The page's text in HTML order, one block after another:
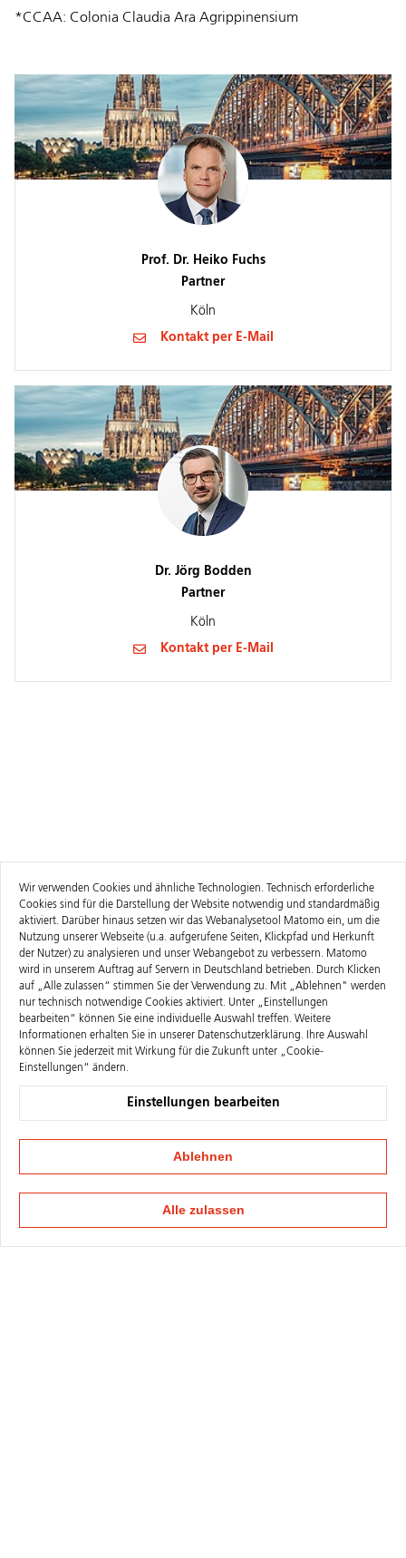
*CCAA: Colonia Claudia Ara Agrippinensium
Prof. Dr. Heiko Fuchs
Partner
Köln
Kontakt per E-Mail
Dr. Jörg Bodden
Partner
Köln
Kontakt per E-Mail
Wir verwenden Cookies und ähnliche Technologien. Technisch erforderliche
Cookies sind für die Darstellung der Website notwendig und standardmäßig
aktiviert. Darüber hinaus setzen wir das Webanalysetool Matomo ein, um die
Nutzung unserer Webseite (u.a. aufgerufene Seiten, Klickpfad und Herkunft
der Nutzer) zu analysieren und unser Webangebot zu verbessern. Matomo
wird in unserem Auftrag auf Servern in Deutschland betrieben. Durch Klicken
auf „Alle zulassen“ stimmen Sie der Verwendung zu. Mit „Ablehnen" werden
nur technisch notwendige Cookies aktiviert. Unter „Einstellungen
bearbeiten“ können Sie eine individuelle Auswahl treffen. Weitere
Informationen erhalten Sie in unserer Datenschutzerklärung. Ihre Auswahl
können Sie jederzeit mit Wirkung für die Zukunft unter „Cookie-
Einstellungen“ ändern.
Einstellungen bearbeiten
Ablehnen
Alle zulassen